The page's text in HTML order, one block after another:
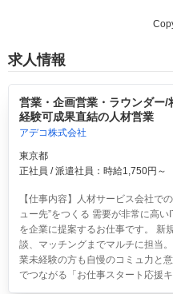
求人情報
営業・企画営業・ラウンダー
経験可成果直結の人材営業
アデコ株式会社
東京都
正社員 / 派遣社員：時給1,750円～
【仕事内容】人材サービス会社で
ュー先”をつくる 需要が非常に高
を企業に提案するお仕事です。 新
談、マッチングまでマルチに担当
業未経験の方も自慢のコミュ力と
でつながる「お仕事スタート応援キ